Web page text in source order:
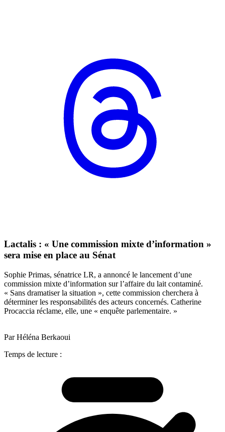
Lactalis : « Une commission mixte d’information »
sera mise en place au Sénat
Sophie Primas, sénatrice LR, a annoncé le lancement d’une
commission mixte d’information sur l’affaire du lait contaminé.
« Sans dramatiser la situation », cette commission cherchera à
déterminer les responsabilités des acteurs concernés. Catherine
Procaccia réclame, elle, une « enquête parlementaire. »
Par Héléna Berkaoui
Temps de lecture :